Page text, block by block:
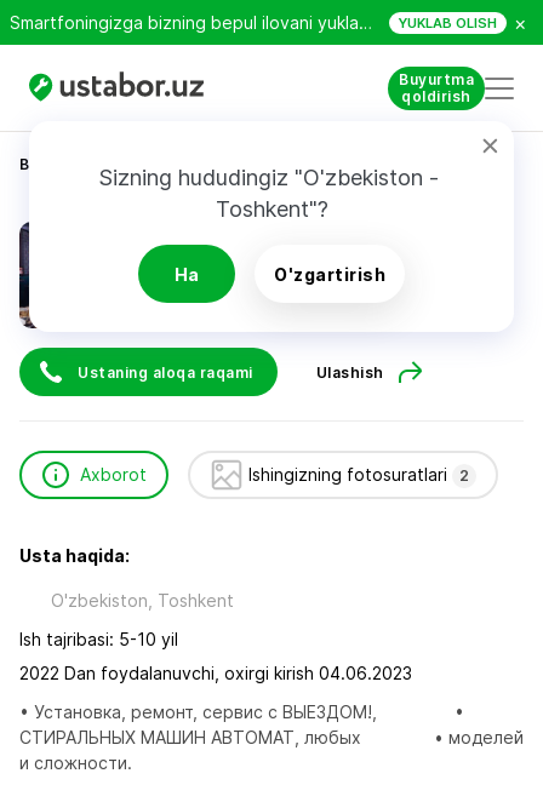
Smartfoningizga bizning bepul ilovani yuklab oling! YUKLAB OLISH ×
Buyurtma
qoldirish
Sizning hududingiz "O'zbekiston -
Toshkent"?
Ha O'zgartirish
Bosh sahifa
Ustaning aloqa raqami Ulashish
Axborot Ishingizning fotosuratlari 2
Usta haqida:
O'zbekiston, Toshkent
Ish tajribasi: 5-10 yil
2022 Dan foydalanuvchi, oxirgi kirish 04.06.2023
• Установка, ремонт, сервис с ВЫЕЗДОМ!,                •
СТИРАЛЬНЫХ МАШИН АВТОМАТ, любых               • моделей
и сложности.